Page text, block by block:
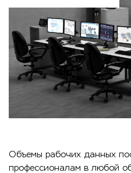
Объемы рабочих данных
профессионалам в любой